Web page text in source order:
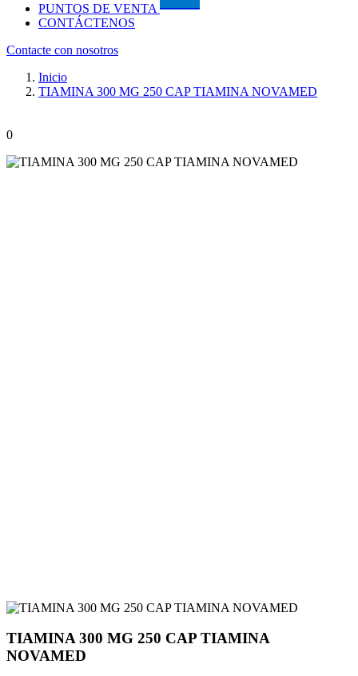
PUNTOS DE VENTA
CONTÁCTENOS
Contacte con nosotros
Inicio
TIAMINA 300 MG 250 CAP TIAMINA NOVAMED
0
TIAMINA 300 MG 250 CAP TIAMINA
NOVAMED